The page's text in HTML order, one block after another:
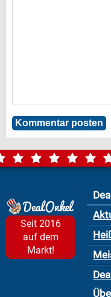
Seit 2016
auf dem
Markt!